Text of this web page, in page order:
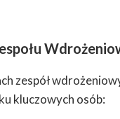
zespół
kluczowych osób: